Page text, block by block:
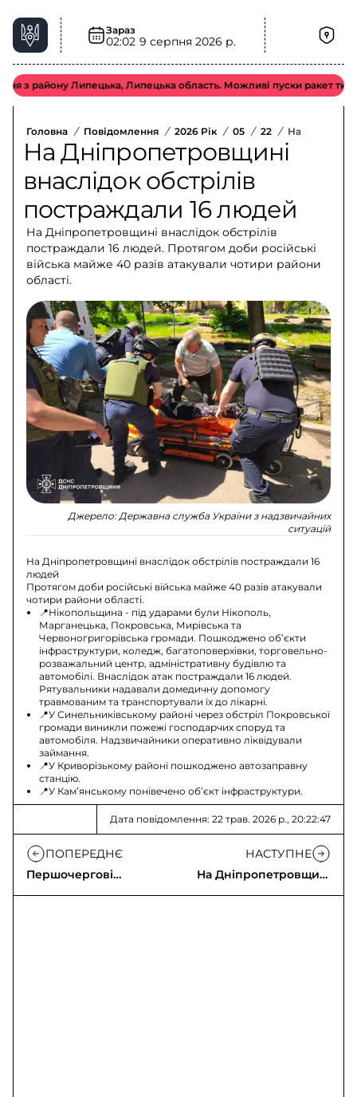
Зараз
02:02 9 серпня 2026 р.
Липецька, Липецька область. Можливі пуски ракет типу
Головна / Повідомлення / 2026 Рік / 05 / 22 / На
На Дніпропетровщині
внаслідок обстрілів
постраждали 16 людей
На Дніпропетровщині внаслідок обстрілів
постраждали 16 людей. Протягом доби російські
війська майже 40 разів атакували чотири райони
області.
Джерело:Державна служба України з надзвичайних
ситуацій
На Дніпропетровщині внаслідок обстрілів постраждали 16
людей
Протягом доби російські війська майже 40 разів атакували
чотири райони області.
📍Нікопольщина - під ударами були Нікополь,
Марганецька, Покровська, Мирівська та
Червоногригорівська громади. Пошкоджено об’єкти
інфраструктури, коледж, багатоповерхівки, торговельно-
розважальний центр, адміністративну будівлю та
автомобілі. Внаслідок атак постраждали 16 людей.
Рятувальники надавали домедичну допомогу
травмованим та транспортували їх до лікарні.
📍У Синельниківському районі через обстріл Покровської
громади виникли пожежі господарчих споруд та
автомобіля. Надзвичайники оперативно ліквідували
займання.
📍У Криворізькому районі пошкоджено автозаправну
станцію.
📍У Кам’янському понівечено об’єкт інфраструктури.
Дата повідомлення: 22 трав. 2026 р., 20:22:47
ПОПЕРЕДНЄ
Першочергові
потреби «Укренерго»
НАСТУПНЕ
На Дніпропетровщині
постраждали 16 людей